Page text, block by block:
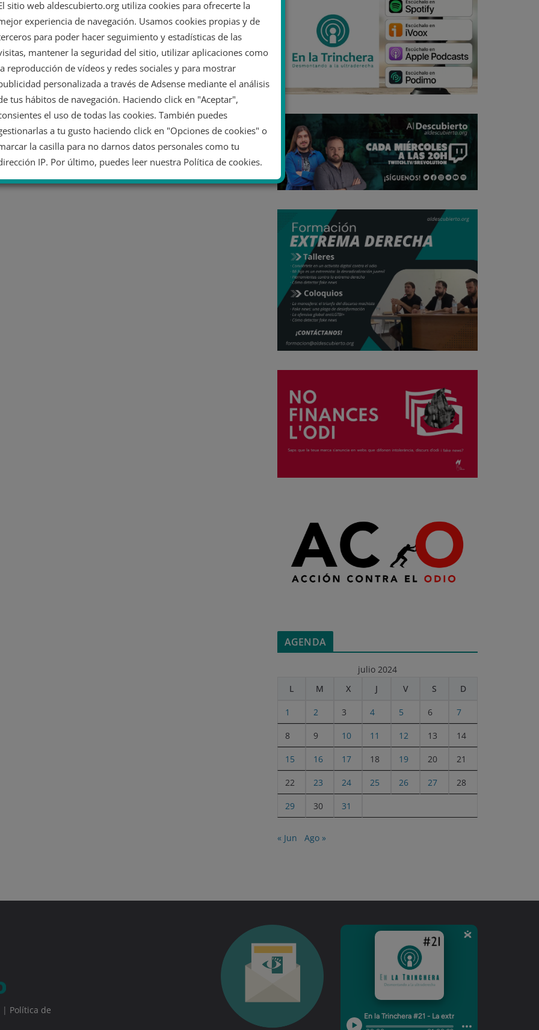
AGENDA
julio 2024
L
M X J V S D
1 2 3 4 5 6 7
8 9 10 11 12 13 14
15 16 17 18 19 20 21
22 23 24 25 26 27 28
29 30 31
« Jun Ago »
| Política de
sitio web aldescubierto.org utiliza cookies para ofrecerte la
experiencia de navegación. Usamos cookies propias y de
para poder hacer seguimiento y estadísticas de las
mantener la seguridad del sitio, utilizar aplicaciones como
reproducción de vídeos y redes sociales y para mostrar
personalizada a través de Adsense mediante el análisis
tus hábitos de navegación. Haciendo click en "Aceptar",
el uso de todas las cookies. También puedes
a tu gusto haciendo click en "Opciones de cookies" o
la casilla para no darnos datos personales como tu
IP. Por último, puedes leer nuestra Política de cookies.